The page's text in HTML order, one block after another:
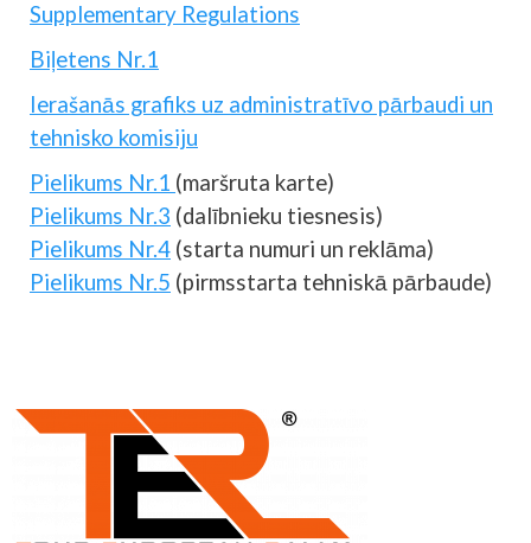
Supplementary Regulations
Biļetens Nr.1
Ierašanās grafiks uz administratīvo pārbaudi un
tehnisko komisiju
Pielikums Nr.1 (maršruta karte)
Pielikums Nr.3 (dalībnieku tiesnesis)
Pielikums Nr.4 (starta numuri un reklāma)
Pielikums Nr.5 (pirmsstarta tehniskā pārbaude)